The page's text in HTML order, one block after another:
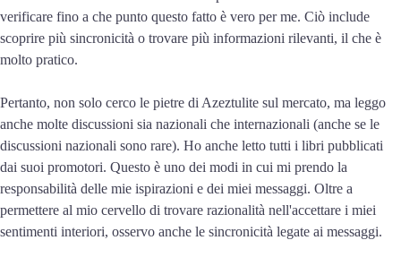
verificare fino a che punto questo fatto è vero per me. Ciò include
scoprire più sincronicità o trovare più informazioni rilevanti, il che è
molto pratico.
Pertanto, non solo cerco le pietre di Azeztulite sul mercato, ma leggo
anche molte discussioni sia nazionali che internazionali (anche se le
discussioni nazionali sono rare). Ho anche letto tutti i libri pubblicati
dai suoi promotori. Questo è uno dei modi in cui mi prendo la
responsabilità delle mie ispirazioni e dei miei messaggi. Oltre a
permettere al mio cervello di trovare razionalità nell'accettare i miei
sentimenti interiori, osservo anche le sincronicità legate ai messaggi.